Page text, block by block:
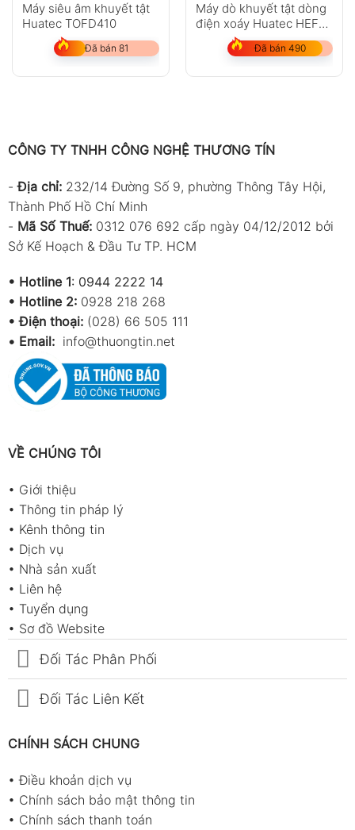
Máy siêu âm khuyết tật
Huatec TOFD410
Đã bán 81
Máy dò khuyết tật dòng
điện xoáy Huatec HEF-
Đã bán 490
CÔNG TY TNHH CÔNG NGHỆ THƯƠNG TÍN
-Địa chỉ: 232/14 Đường Số 9, phường Thông Tây Hội,
Thành Phố Hồ Chí Minh
- Mã Số Thuế: 0312 076 692 cấp ngày 04/12/2012 bởi
Sở Kế Hoạch & Đầu Tư TP. HCM
• Hotline 1: 0944 2222 14
• Hotline 2: 0928 218 268
• Điện thoại: (028) 66 505 111
• Email: info@thuongtin.net
VỀ CHÚNG TÔI
• Giới thiệu
• Thông tin pháp lý
• Kênh thông tin
• Dịch vụ
• Nhà sản xuất
• Liên hệ
• Tuyển dụng
• Sơ đồ Website
Đối Tác Phân Phối
Đối Tác Liên Kết
CHÍNH SÁCH CHUNG
•Điều khoản dịch vụ
• Chính sách bảo mật thông tin
• Chính sách thanh toán